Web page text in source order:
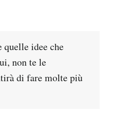
idee che
non te le
di fare molte più